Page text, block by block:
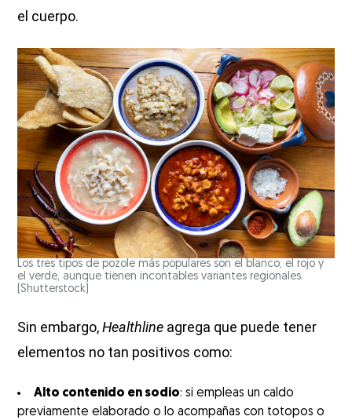
el cuerpo.
Los tres tipos de pozole más populares son el blanco, el rojo y
el verde, aunque tienen incontables variantes regionales.
(Shutterstock)
Sin embargo,Healthline agrega que puede tener
elementos no tan positivos como:
Alto contenido en sodio: si empleas un caldo
previamente elaborado o lo acompañas con totopos o